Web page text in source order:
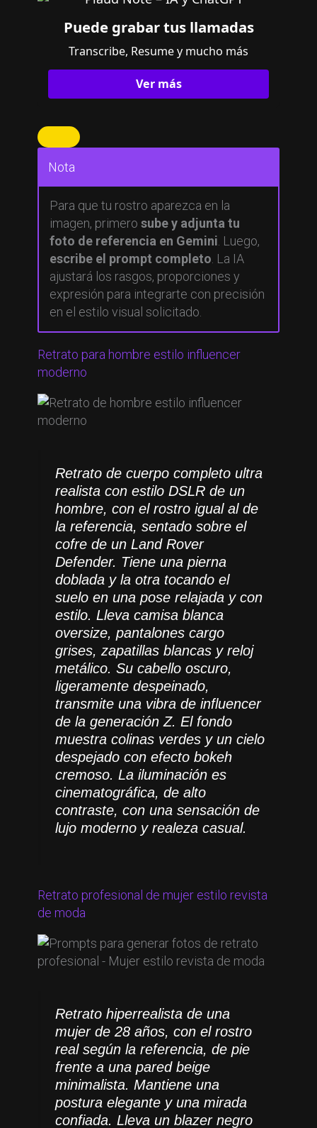
Puede grabar tus llamadas
Transcribe, Resume y mucho más
Ver más
Nota
Para que tu rostro aparezca en la
imagen, primero sube y adjunta tu
foto de referencia en Gemini . Luego,
escribe el prompt completo . La IA
ajustará los rasgos, proporciones y
expresión para integrarte con precisión
en el estilo visual solicitado.
Retrato para hombre estilo influencer
moderno
Retrato de cuerpo completo ultra
realista con estilo DSLR de un
hombre, con el rostro igual al de
la referencia, sentado sobre el
cofre de un Land Rover
Defender. Tiene una pierna
doblada y la otra tocando el
suelo en una pose relajada y con
estilo. Lleva camisa blanca
oversize, pantalones cargo
grises, zapatillas blancas y reloj
metálico. Su cabello oscuro,
ligeramente despeinado,
transmite una vibra de influencer
de la generación Z. El fondo
muestra colinas verdes y un cielo
despejado con efecto bokeh
cremoso. La iluminación es
cinematográfica, de alto
contraste, con una sensación de
lujo moderno y realeza casual.
Retrato profesional de mujer estilo revista
de moda
Retrato hiperrealista de una
mujer de 28 años, con el rostro
real según la referencia, de pie
frente a una pared beige
minimalista. Mantiene una
postura elegante y una mirada
confiada. Lleva un blazer negro